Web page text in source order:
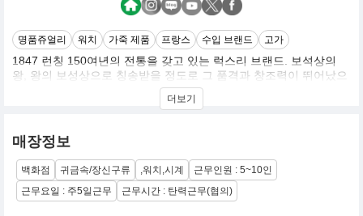
명품쥬얼리 워치 가죽 제품 프랑스 수입 브랜드 고가
1847 런칭 150여년의 전통을 갖고 있는 럭스리 브랜드. 보석상의
왕, 왕의 보성상으로 칭송받을 정도로 그 품격과 창조력이 뛰어났으
며 세계 최고의 워치 메이커로도 그 명성이 뛰어남.
더보기
매장정보
백화점 귀금속/장신구류 ,워치,시계
근무인원 : 5~10인
근무요일 : 주5일근무
근무시간 : 탄력근무(협의)